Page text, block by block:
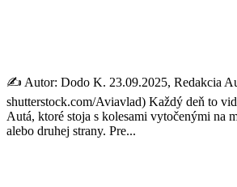
✍️ Autor: Dodo K. 23.09.2025, Redakcia
shutterstock.com/Aviavlad) Každý deň to
Autá, ktoré stoja s kolesami vytočenými na
alebo druhej strany. Pre...